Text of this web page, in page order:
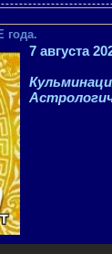
года.
7 августа